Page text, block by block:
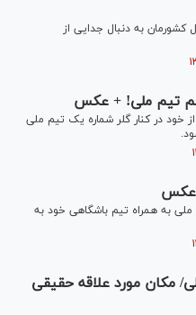
کشورمان به دنبال جدایی از
تیم ملی! + عکس
خود در کنار گلر شماره یک تیم ملی
عکس
ملی به همراه تیم باشگاهی خود به
مکان مورد علاقه حقیقی